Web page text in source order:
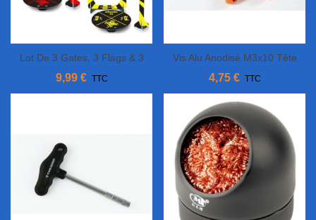
Lot De 3 Gates, 3 Flags & 3
Bases Pour Tiny Whoop &
9,99 € TTC
Vis Alu Anodisé M3x10 Tête
Bombée
4,75 € TTC